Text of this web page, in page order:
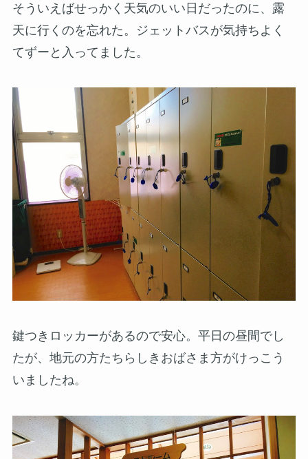
そういえばせっかく天気のいい日だったのに、露
天に行くのを忘れた。ジェットバスが気持ちよく
てずーと入ってました。
鍵つきロッカーがあるので安心。平日の昼間でし
たが、地元の方たちらしきおばさま方がけっこう
いましたね。